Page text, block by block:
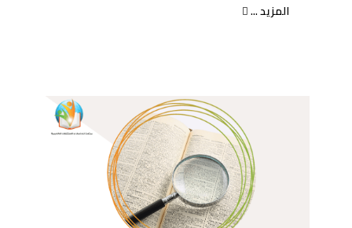
المزيد ...